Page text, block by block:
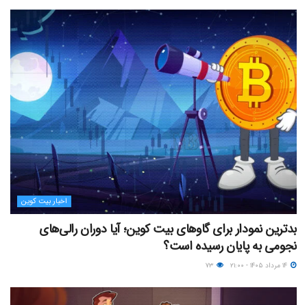
اخبار بیت کوین
بدترین نمودار برای گاوهای بیت کوین؛ آیا دوران رالی‌های
نجومی به پایان رسیده است؟